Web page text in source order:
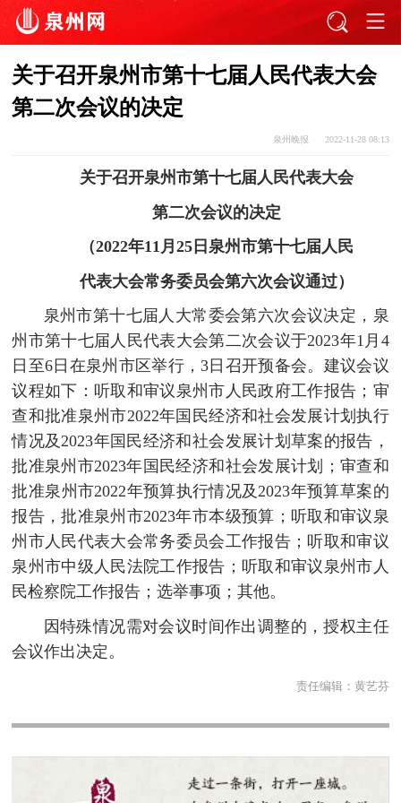
关于召开泉州市第十七届人民代表大会
第二次会议的决定
泉州晚报 2022-11-28 08:13
关于召开泉州市第十七届人民代表大会
第二次会议的决定
（2022年11月25日泉州市第十七届人民
代表大会常务委员会第六次会议通过）
泉州市第十七届人大常委会第六次会议决定，泉
州市第十七届人民代表大会第二次会议于2023年1月4
日至6日在泉州市区举行，3日召开预备会。建议会议
议程如下：听取和审议泉州市人民政府工作报告；审
查和批准泉州市2022年国民经济和社会发展计划执行
情况及2023年国民经济和社会发展计划草案的报告，
批准泉州市2023年国民经济和社会发展计划；审查和
批准泉州市2022年预算执行情况及2023年预算草案的
报告，批准泉州市2023年市本级预算；听取和审议泉
州市人民代表大会常务委员会工作报告；听取和审议
泉州市中级人民法院工作报告；听取和审议泉州市人
民检察院工作报告；选举事项；其他。
因特殊情况需对会议时间作出调整的，授权主任
会议作出决定。
责任编辑： 黄艺芬